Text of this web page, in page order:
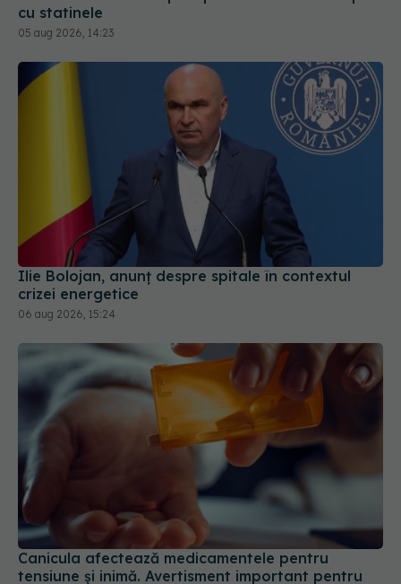
Ilie Bolojan, anunț despre spitale în contextul
crizei energetice
06 aug 2026, 15:24
Canicula afectează medicamentele pentru
tensiune și inimă. Avertisment important pentru
milioane de pacienți
03 aug 2026, 10:26